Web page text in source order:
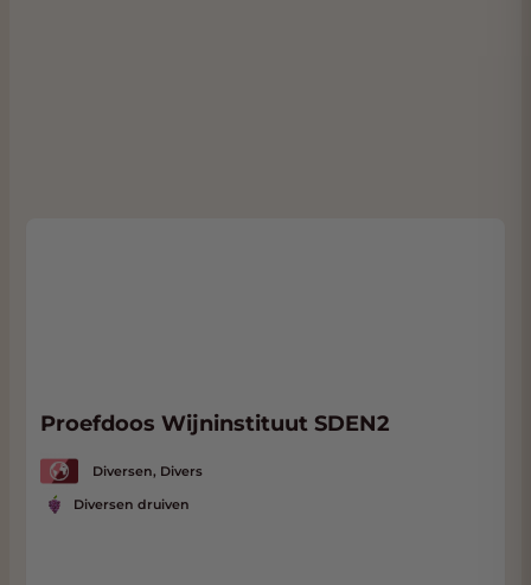
Proefdoos Wijninstituut SDEN2
Diversen, Divers
Diversen druiven